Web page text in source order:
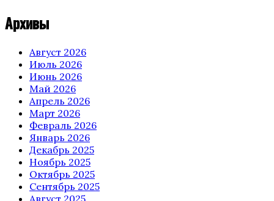
Архивы
Август 2026
Июль 2026
Июнь 2026
Май 2026
Апрель 2026
Март 2026
Февраль 2026
Январь 2026
Декабрь 2025
Ноябрь 2025
Октябрь 2025
Сентябрь 2025
Август 2025